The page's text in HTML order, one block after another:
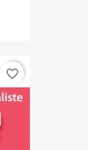
favorite_border